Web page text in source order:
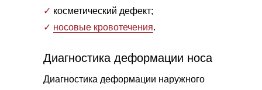
✓ косметический дефект;
✓ носовые кровотечения.
Диагностика деформации носа
Диагностика деформации наружного